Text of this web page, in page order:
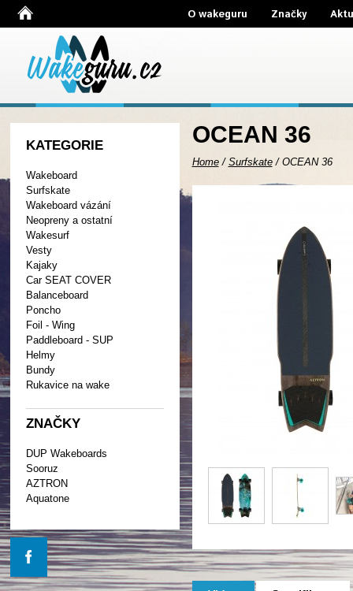
O wakeguru Značky
KATEGORIE
Wakeboard
Surfskate
Wakeboard vázání
Neopreny a ostatní
Wakesurf
Vesty
Kajaky
Car SEAT COVER
Balanceboard
Poncho
Foil - Wing
Paddleboard - SUP
Helmy
Bundy
Rukavice na wake
ZNAČKY
DUP Wakeboards
Sooruz
AZTRON
Aquatone
OCEAN 36
Home/ Surfskate/ OCEAN 36